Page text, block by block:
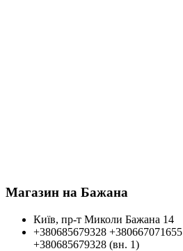
Магазин на Бажана
Київ, пр-т Миколи Бажана 14
+380685679328 +380667071655
+380685679328 (вн. 1)